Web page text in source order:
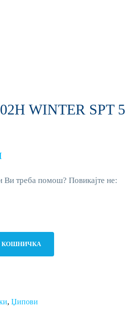
WINTER SPT 5
Ви треба помош? Повикајте не:
КОШНИЧКА
, Џипови